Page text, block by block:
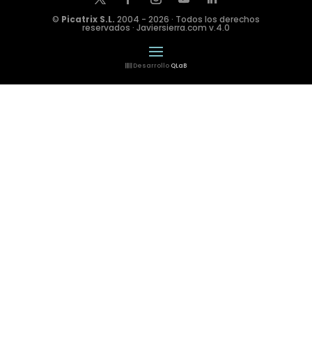
© Picatrix S.L. 2004 - 2026 · Todos los derechos
reservados · Javiersierra.com v.4.0
Desarrollo QLaB